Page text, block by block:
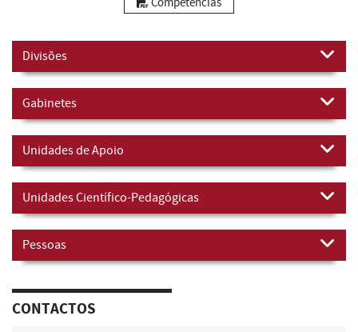
Competências
Divisões
Gabinetes
Unidades de Apoio
Unidades Científico-Pedagógicas
Pessoas
CONTACTOS